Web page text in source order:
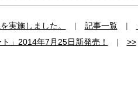
実施しました。 | 記事一覧|
」2014年7月25日新発売！
| >>